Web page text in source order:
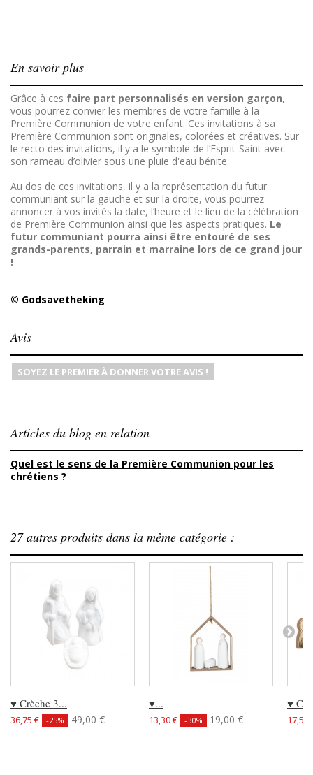
En savoir plus
Grâce à ces faire part personnalisés en version garçon,
vous pourrez convier les membres de votre famille à la
Première Communion de votre enfant. Ces invitations à sa
Première Communion sont originales, colorées et créatives. Sur
le recto des invitations, il y a le symbole de l’Esprit-Saint avec
son rameau d’olivier sous une pluie d'eau bénite.
Au dos de ces invitations, il y a la représentation du futur
communiant sur la gauche et sur la droite, vous pourrez
annoncer à vos invités la date, l’heure et le lieu de la célébration
de Première Communion ainsi que les aspects pratiques. Le
futur communiant pourra ainsi être entouré de ses
grands-parents, parrain et marraine lors de ce grand jour
!
© Godsavetheking
Avis
SOYEZ LE PREMIER À DONNER VOTRE AVIS !
Articles du blog en relation
Quel est le sens de la Première Communion pour les
chrétiens ?
27 autres produits dans la même catégorie :
♥ Crèche 3...
36,75 € -25% 49,00 €
♥...
13,30 € -30% 19,00 €
♥
17,50